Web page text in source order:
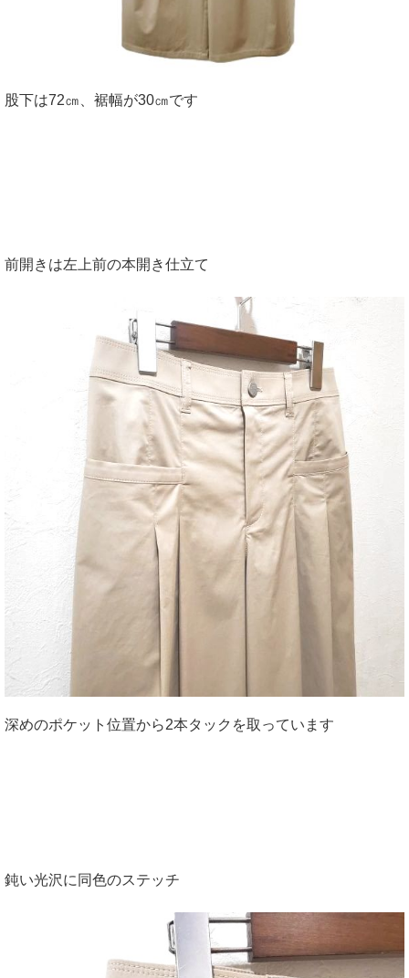
股下は72㎝、裾幅が30㎝です
前開きは左上前の本開き仕立て
深めのポケット位置から2本タックを取っています
鈍い光沢に同色のステッチ